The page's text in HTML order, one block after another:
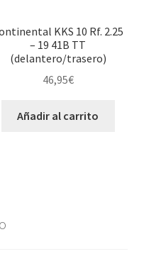
KKS 10 Rf. 2.25
– 19 41B TT
(delantero/trasero)
46,95€
Añadir al carrito